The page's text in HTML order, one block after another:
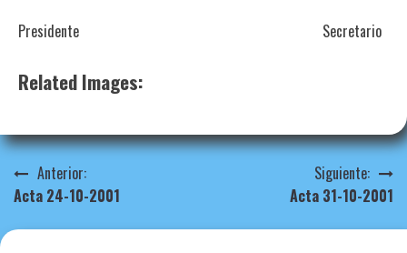
Presidente Secretario
Related Images:
Navegación
de
Anterior:
Acta 24-10-2001
Siguiente:
Acta 31-10-2001